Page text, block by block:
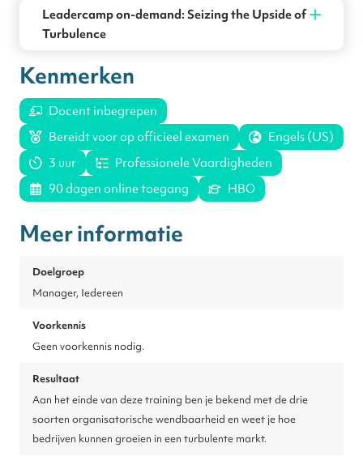
Praktische hulpmiddelen om wendbaarheid in jouw
organisatie te vergroten.
Leadercamp on-demand: Seizing the Upside of
Turbulence
Kenmerken
Docent inbegrepen
Bereidt voor op officieel examen
Engels (US)
3 uur
Professionele Vaardigheden
90 dagen online toegang
HBO
Meer informatie
Doelgroep
Manager, Iedereen
Voorkennis
Geen voorkennis nodig.
Resultaat
Aan het einde van deze training ben je bekend met de drie
soorten organisatorische wendbaarheid en weet je hoe
bedrijven kunnen groeien in een turbulente markt.